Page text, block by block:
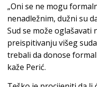
„Oni se ne mogu
nenadležnim, dužni su
Sud se može oglašavati
preispitivanju višeg
trebali da donose
kaže Perić.